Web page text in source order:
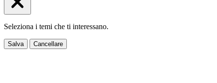
Seleziona i temi che ti interessano.
Salva Cancellare